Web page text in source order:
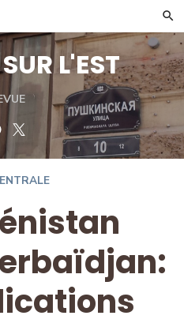
L'EST
FacebookTwitter